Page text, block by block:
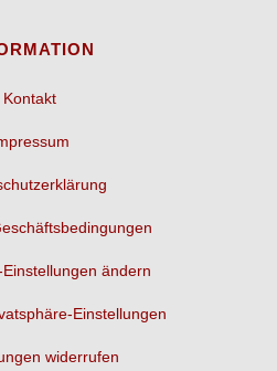
Kontakt
ändern
Einstellungen
widerrufen